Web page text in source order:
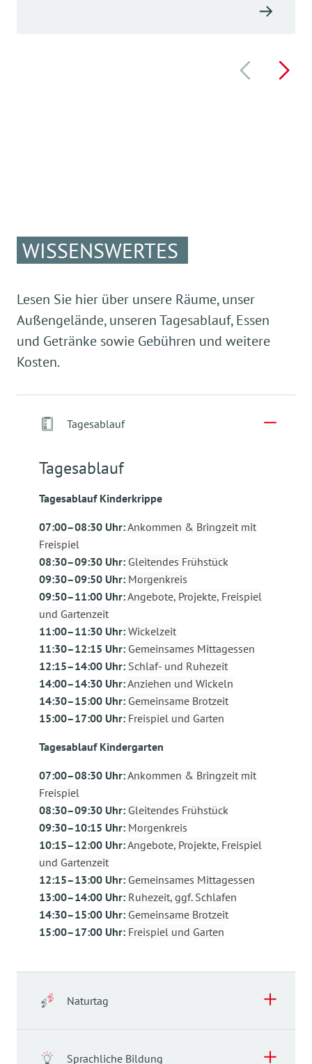
WISSENSWERTES
Lesen Sie hier über unsere Räume, unser
Außengelände, unseren Tagesablauf, Essen
und Getränke sowie Gebühren und weitere
Kosten.
Tagesablauf
Tagesablauf
Tagesablauf Kinderkrippe
07:00–08:30 Uhr:Ankommen & Bringzeit mit
Freispiel
08:30–09:30 Uhr: Gleitendes Frühstück
09:30–09:50 Uhr: Morgenkreis
09:50–11:00 Uhr:Angebote, Projekte, Freispiel
und Gartenzeit
11:00–11:30 Uhr: Wickelzeit
11:30–12:15 Uhr: Gemeinsames Mittagessen
12:15–14:00 Uhr: Schlaf- und Ruhezeit
14:00–14:30 Uhr:Anziehen und Wickeln
14:30–15:00 Uhr: Gemeinsame Brotzeit
15:00–17:00 Uhr: Freispiel und Garten
Tagesablauf Kindergarten
07:00–08:30 Uhr:Ankommen & Bringzeit mit
Freispiel
08:30–09:30 Uhr: Gleitendes Frühstück
09:30–10:15 Uhr: Morgenkreis
10:15–12:00 Uhr:Angebote, Projekte, Freispiel
und Gartenzeit
12:15–13:00 Uhr: Gemeinsames Mittagessen
13:00–14:00 Uhr: Ruhezeit, ggf. Schlafen
14:30–15:00 Uhr: Gemeinsame Brotzeit
15:00–17:00 Uhr: Freispiel und Garten
Naturtag
Sprachliche Bildung